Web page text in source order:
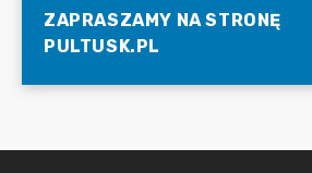
ZAPRASZAMY NA STRONĘ
PULTUSK.PL